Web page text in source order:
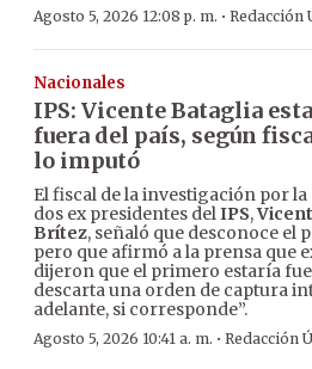
Agosto 5, 2026 12:08 p. m. · Redacción
Nacionales
IPS: Vicente Bataglia
fuera del país, según
lo imputó
El fiscal de la investigación por
dos ex presidentes delIPS,
Brítez, señaló que desconoce el
pero que afirmó a la prensa que
dijeron que el primero estaría
descarta una orden de captura
adelante, si corresponde”.
Agosto 5, 2026 10:41 a. m. · Redacción